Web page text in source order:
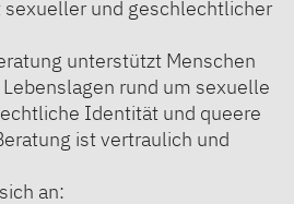
sexueller und geschlechtlicher
unterstützt Menschen
rund um sexuelle
Identität und queere
ist vertraulich und
an: